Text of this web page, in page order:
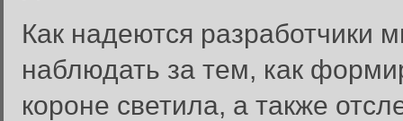
Как надеются разработчики
наблюдать за тем, как
короне светила, а также